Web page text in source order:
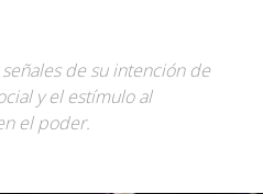
de su intención de
y el estímulo al
el poder.